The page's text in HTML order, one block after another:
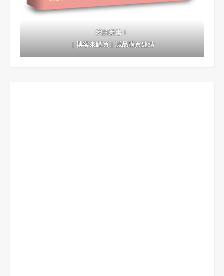
我的新書！
｜博客來購買｜誠品購買連結